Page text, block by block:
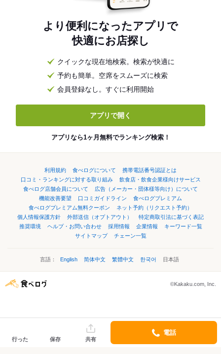
より便利になったアプリで
快適にお店探し
クイックな現在地検索。検索が快適に
予約も簡単。空席をスムーズに検索
会員登録なし。すぐに利用開始
アプリで開く
アプリなら1ヶ月無料でランキング検索！
利用規約 食べログについて
携帯電話番号認証とは
口コミ・ランキングに対する取り組み
飲食店・飲食企業様向けサービス
食べログ店舗会員について
広告（メーカー・団体様等向け）について
機能改善要望
口コミガイドライン
食べログプレミアム
食べログプレミアム無料クーポン
ネット予約（リクエスト予約）
個人情報保護方針
外部送信（オプトアウト）
特定商取引法に基づく表記
推奨環境
ヘルプ・お問い合わせ 採用情報 企業情報
キーワード一覧
サイトマップ
チェーン一覧
言語： English 简体中文 繁體中文 한국어 日本語
©Kakaku.com, Inc.
行った 保存 共有
電話